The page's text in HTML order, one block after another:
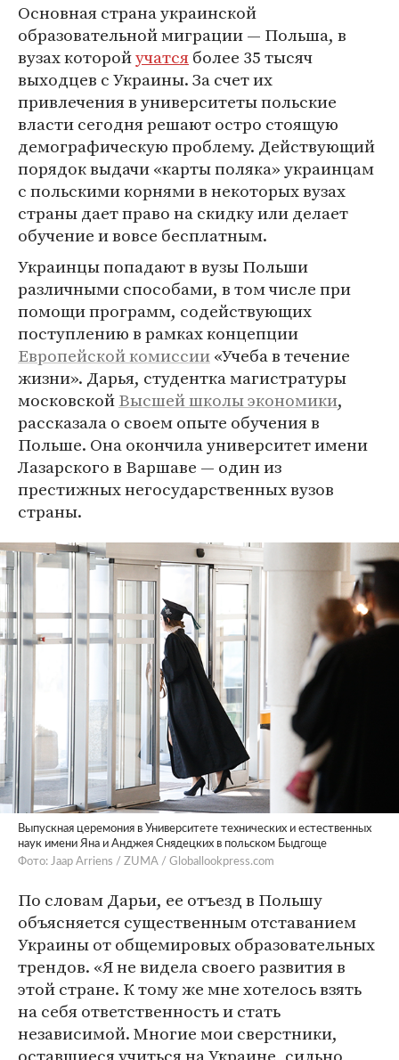
Основная страна украинской
образовательной миграции — Польша, в
вузах которойучатсяболее 35 тысяч
выходцев с Украины. За счет их
привлечения в университеты польские
власти сегодня решают остро стоящую
демографическую проблему. Действующий
порядок выдачи «карты поляка» украинцам
с польскими корнями в некоторых вузах
страны дает право на скидку или делает
обучение и вовсе бесплатным.
Украинцы попадают в вузы Польши
различными способами, в том числе при
помощи программ, содействующих
поступлению в рамках концепции
Европейской комиссии«Учеба в течение
жизни». Дарья, студентка магистратуры
московскойВысшей школы экономики,
рассказала о своем опыте обучения в
Польше. Она окончила университет имени
Лазарского в Варшаве — один из
престижных негосударственных вузов
страны.
Выпускная церемония в Университете технических и естественных
наук имени Яна и Анджея Снядецких в польском Быдгоще
Фото: Jaap Arriens / ZUMA / Globallookpress.com
По словам Дарьи, ее отъезд в Польшу
объясняется существенным отставанием
Украины от общемировых образовательных
трендов. «Я не видела своего развития в
этой стране. К тому же мне хотелось взять
на себя ответственность и стать
независимой. Многие мои сверстники,